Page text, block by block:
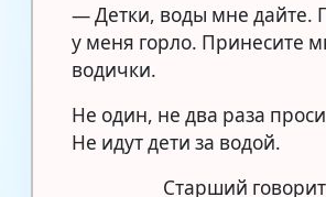
— Детки, воды мне дайте.
у меня горло. Принесите
водички.
Не один, не два раза
Не идут дети за водой.
Старший